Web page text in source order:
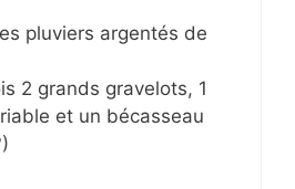
pluviers argentés de
2 grands gravelots, 1
et un bécasseau